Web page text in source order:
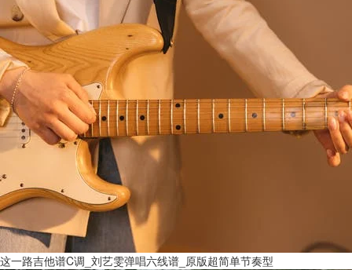
这一路吉他谱C调_刘艺雯弹唱六线谱_原版超简单节奏型